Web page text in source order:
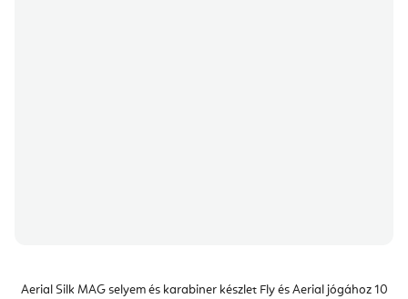
Aerial Silk MAG selyem és karabiner készlet Fly és Aerial jógához 10